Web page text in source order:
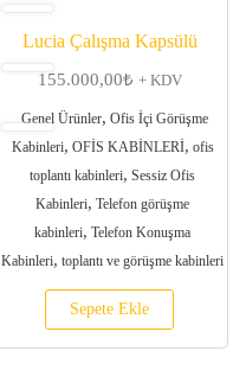
Lucia Çalışma Kapsülü
155.000,00₺ + KDV
Genel Ürünler, Ofis İçi Görüşme
Kabinleri, OFİS KABİNLERİ, ofis
toplantı kabinleri, Sessiz Ofis
Kabinleri, Telefon görüşme
kabinleri, Telefon Konuşma
Kabinleri, toplantı ve görüşme kabinleri
Sepete Ekle